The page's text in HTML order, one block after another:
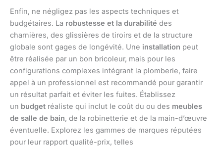
Enfin, ne négligez pas les aspects techniques et
budgétaires. La robustesse et la durabilité des
charnières, des glissières de tiroirs et de la structure
globale sont gages de longévité. Une installation peut
être réalisée par un bon bricoleur, mais pour les
configurations complexes intégrant la plomberie, faire
appel à un professionnel est recommandé pour garantir
un résultat parfait et éviter les fuites. Établissez
un budget réaliste qui inclut le coût du ou des meubles
de salle de bain, de la robinetterie et de la main-d’œuvre
éventuelle. Explorez les gammes de marques réputées
pour leur rapport qualité-prix, telles